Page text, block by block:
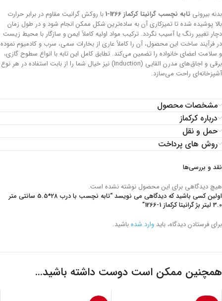
بدنه بیرونی تابه نچسب گرانیتا کرکماز 1266-1
با روکش گرانیت مقاوم در برابر حرارت
بالا پوشیده شده تا تمیزکاری آن به ساده‌ترین شکل ممکن انجام شود و در طول زمان
دچار تغییر رنگ یا آسیب نگردد. ترکیب مواد اولیه کاملاً ایمن و سازگار با محیط زیست
در فرآیند ساخت این محصول، آن را کاملاً عاری از بخارات سمی، سرب و کادمیوم نموده
و سلامت اعضای خانواده را تضمین می‌کند. تطابق کامل این تابه با انواع سطوح گازی،
برقی و اجاق‌های مدرن القایی (Induction) نیز خیال شما را از بابت استفاده در هر نوع
آشپزخانه‌ای راحت می‌سازد.
مشخصات محصول
درباره کرکماز
حمل و نقل
روش های پرداخت
نقد و بررسی‌ها
هیچ دیدگاهی برای این محصول نوشته نشده است.
اولین کسی باشید که دیدگاهی می نویسد “تابه نچسب با درب 28*5.5 سانتی متر
3.0 لیتر بژ گرانیتا کرکماز
1266-1
”
برای فرستادن دیدگاه، باید وارد شدهباشید.
همچنین ممکن است دوست داشته باشید…